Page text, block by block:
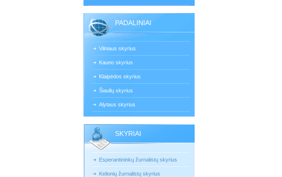
PADALINIAI
Vilniaus skyrius
Kauno skyrius
Klaipėdos skyrius
Šiaulių skyrius
Alytaus skyrius
SKYRIAI
Esperantininkų žurnalistų skyrius
Kelionių žurnalistų skyrius